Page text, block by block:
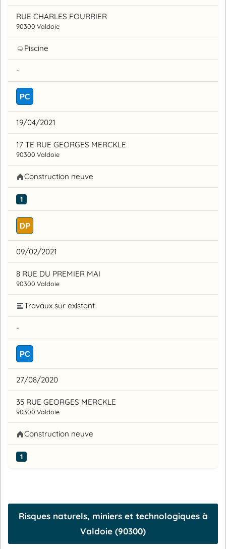
RUE CHARLES FOURRIER
90300 Valdoie
Piscine
-
PC
19/04/2021
17 TE RUE GEORGES MERCKLE
90300 Valdoie
Construction neuve
1
DP
09/02/2021
8 RUE DU PREMIER MAI
90300 Valdoie
Travaux sur existant
-
PC
27/08/2020
35 RUE GEORGES MERCKLE
90300 Valdoie
Construction neuve
1
Risques naturels, miniers et technologiques à
Valdoie (90300)